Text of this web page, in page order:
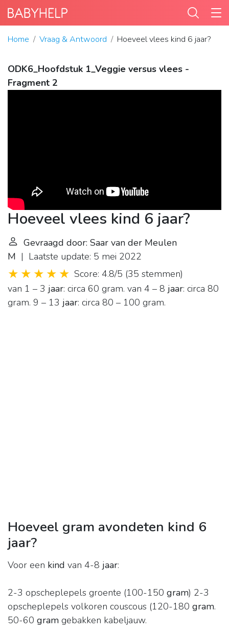
Home Vraag & Antwoord Hoeveel vlees kind 6 jaar?
ODK6_Hoofdstuk 1_Veggie versus vlees -
Fragment 2
Hoeveel vlees kind 6 jaar?
Gevraagd door: Saar van der Meulen
M | Laatste update: 5 mei 2022
Score: 4.8/5 (35 stemmen)
van 1 – 3 jaar: circa 60 gram. van 4 – 8 jaar: circa 80
gram. 9 – 13 jaar: circa 80 – 100 gram.
Hoeveel gram avondeten kind 6
jaar?
Voor een kind van 4-8 jaar:
2-3 opscheplepels groente (100-150 gram) 2-3
opscheplepels volkoren couscous (120-180 gram.
50-60 gram gebakken kabeljauw.